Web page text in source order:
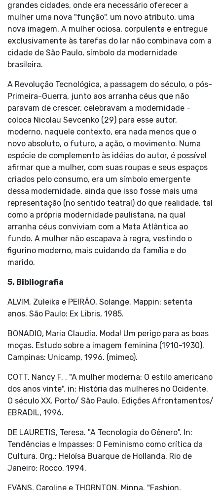
grandes cidades, onde era necessário oferecer a
mulher uma nova "função", um novo atributo, uma
nova imagem. A mulher ociosa, corpulenta e entregue
exclusivamente às tarefas do lar não combinava com a
cidade de São Paulo, símbolo da modernidade
brasileira.
A Revolução Tecnológica, a passagem do século, o pós-
Primeira-Guerra, junto aos arranha céus que não
paravam de crescer, celebravam a modernidade -
coloca Nicolau Sevcenko (29) para esse autor,
moderno, naquele contexto, era nada menos que o
novo absoluto, o futuro, a ação, o movimento. Numa
espécie de complemento às idéias do autor, é possível
afirmar que a mulher, com suas roupas e seus espaços
criados pelo consumo, era um símbolo emergente
dessa modernidade, ainda que isso fosse mais uma
representação (no sentido teatral) do que realidade, tal
como a própria modernidade paulistana, na qual
arranha céus conviviam com a Mata Atlântica ao
fundo. A mulher não escapava à regra, vestindo o
figurino moderno, mais cuidando da família e do
marido.
5. Bibliografia
ALVIM, Zuleika e PEIRÃO, Solange. Mappin: setenta
anos. São Paulo: Ex Libris, 1985.
BONADIO, Maria Claudia. Moda! Um perigo para as boas
moças. Estudo sobre a imagem feminina (1910-1930).
Campinas: Unicamp, 1996. (mimeo).
COTT, Nancy F. . "A mulher moderna: O estilo americano
dos anos vinte". in: História das mulheres no Ocidente.
O século XX. Porto/ São Paulo. Edições Afrontamentos/
EBRADIL, 1996.
DE LAURETIS, Teresa. "A Tecnologia do Gênero". In:
Tendências e Impasses: O Feminismo como crítica da
Cultura. Org.: Heloísa Buarque de Hollanda. Rio de
Janeiro: Rocco, 1994.
EVANS, Caroline e THORNTON, Minna. "Fashion,